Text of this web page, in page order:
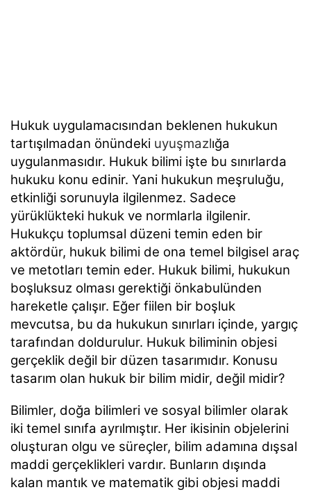
Hukuk uygulamacısından beklenen hukukun
tartışılmadan önündeki uyuşmazlığa
uygulanmasıdır. Hukuk bilimi işte bu sınırlarda
hukuku konu edinir. Yani hukukun meşruluğu,
etkinliği sorunuyla ilgilenmez. Sadece
yürüklükteki hukuk ve normlarla ilgilenir.
Hukukçu toplumsal düzeni temin eden bir
aktördür, hukuk bilimi de ona temel bilgisel araç
ve metotları temin eder. Hukuk bilimi, hukukun
boşluksuz olması gerektiği önkabulünden
hareketle çalışır. Eğer fiilen bir boşluk
mevcutsa, bu da hukukun sınırları içinde, yargıç
tarafından doldurulur. Hukuk biliminin objesi
gerçeklik değil bir düzen tasarımıdır. Konusu
tasarım olan hukuk bir bilim midir, değil midir?
Bilimler, doğa bilimleri ve sosyal bilimler olarak
iki temel sınıfa ayrılmıştır. Her ikisinin objelerini
oluşturan olgu ve süreçler, bilim adamına dışsal
maddi gerçeklikleri vardır. Bunların dışında
kalan mantık ve matematik gibi objesi maddi